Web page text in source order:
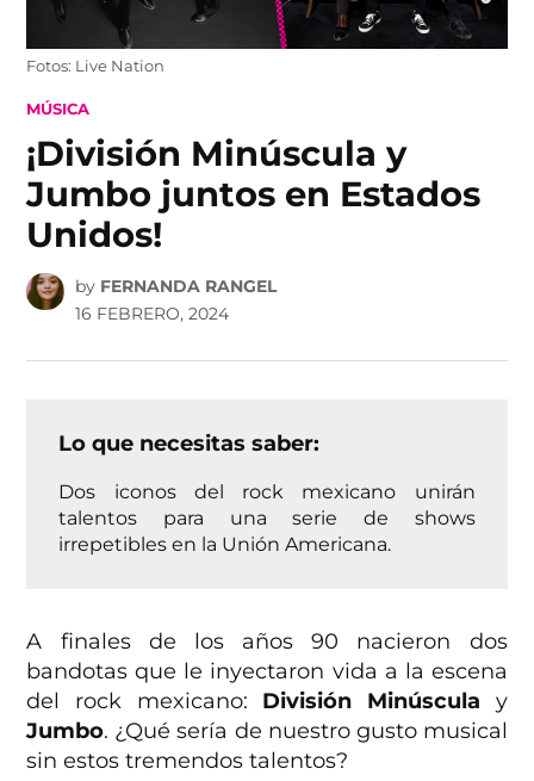
Fotos: Live Nation
POSTED
MÚSICA
¡División Minúscula y
Jumbo juntos en Estados
Unidos!
by FERNANDA RANGEL
16 FEBRERO, 2024
Lo que necesitas saber:
Dos iconos del rock mexicano unirán
talentos para una serie de shows
irrepetibles en la Unión Americana.
A finales de los años 90 nacieron dos
bandotas que le inyectaron vida a la escena
del rock mexicano: División Minúscula y
Jumbo. ¿Qué sería de nuestro gusto musical
sin estos tremendos talentos?